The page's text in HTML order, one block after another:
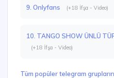
9. Onlyfans (+18 İfşa - Video)
10. TANGO SHOW ÜNLÜ
(+18 İfşa - Video)
Tüm popüler telegram